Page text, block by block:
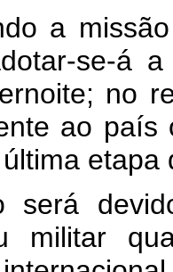
a missão
se-á
no
ao país
militar